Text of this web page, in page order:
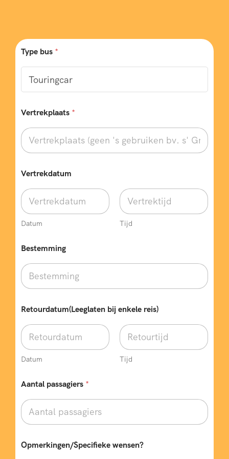
Type bus *
Vertrekplaats *
Vertrekdatum
Datum Tijd
Bestemming
Retourdatum(Leeglaten bij enkele reis)
Datum Tijd
Aantal passagiers *
n
Opmerkingen/Specifieke wensen?